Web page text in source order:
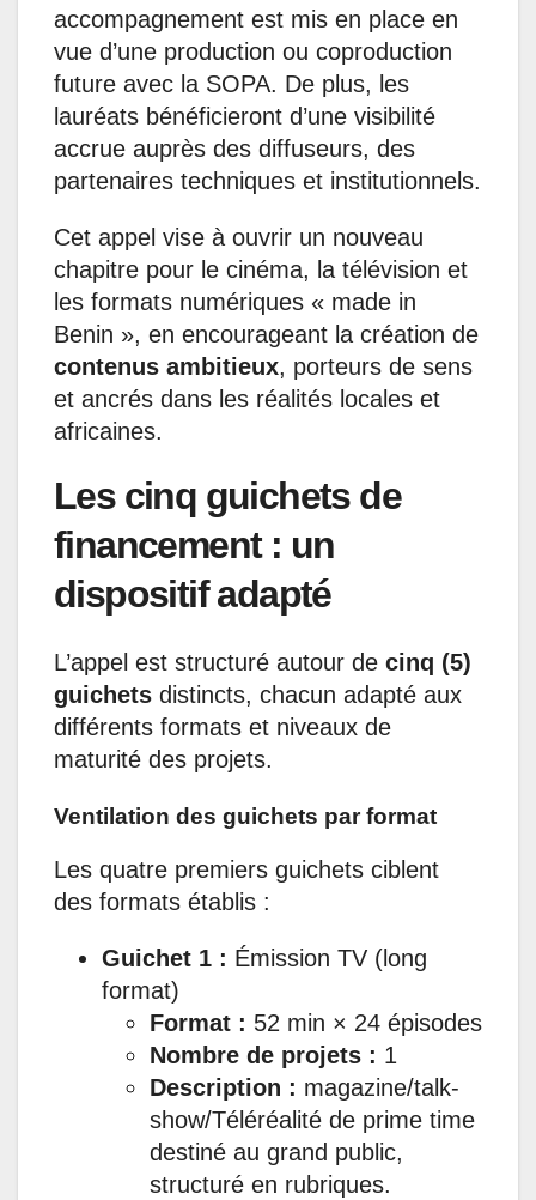
accompagnement est mis en place en
vue d’une production ou coproduction
future avec la SOPA. De plus, les
lauréats bénéficieront d’une visibilité
accrue auprès des diffuseurs, des
partenaires techniques et institutionnels.
Cet appel vise à ouvrir un nouveau
chapitre pour le cinéma, la télévision et
les formats numériques « made in
Benin », en encourageant la création de
contenus ambitieux, porteurs de sens
et ancrés dans les réalités locales et
africaines.
Les cinq guichets de
financement : un
dispositif adapté
L’appel est structuré autour de cinq (5)
guichets distincts, chacun adapté aux
différents formats et niveaux de
maturité des projets.
Ventilation des guichets par format
Les quatre premiers guichets ciblent
des formats établis :
Guichet 1 : Émission TV (long
format)
Format : 52 min × 24 épisodes
Nombre de projets : 1
Description : magazine/talk-
show/Téléréalité de prime time
destiné au grand public,
structuré en rubriques.